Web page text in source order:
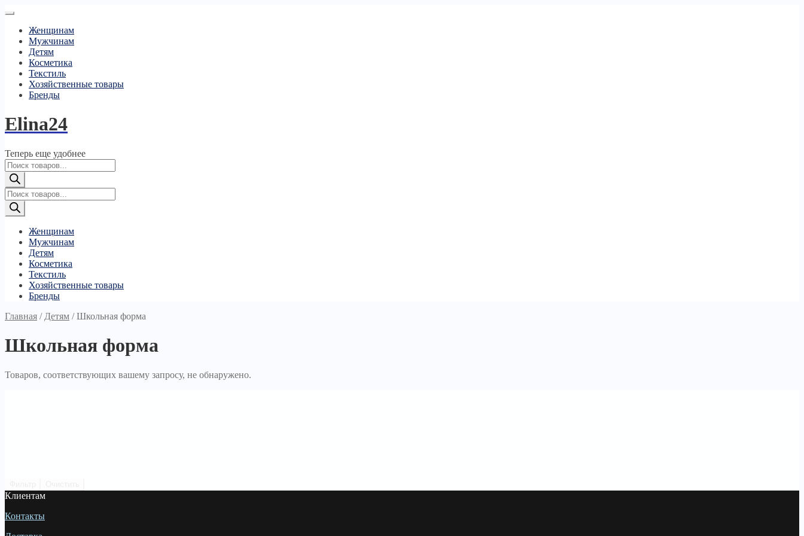
Женщинам
Мужчинам
Детям
Косметика
Текстиль
Хозяйственные товары
Бренды
Elina24
Теперь еще удобнее
Поиск
товаров
Поиск
товаров
Женщинам
Мужчинам
Детям
Косметика
Текстиль
Хозяйственные товары
Бренды
Главная / Детям /Школьная форма
Школьная форма
Товаров, соответствующих вашему запросу, не обнаружено.
Клиентам
Контакты